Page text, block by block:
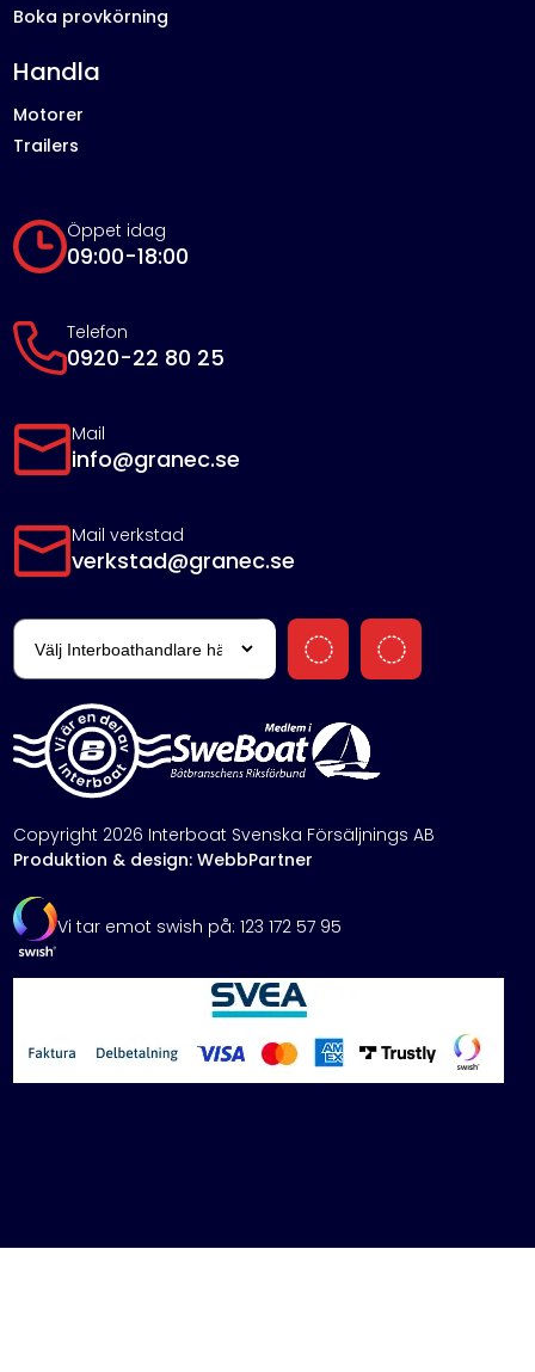
Öppet idag
09:00-18:00
Telefon
0920-22 80 25
Mail
info@granec.se
Mail verkstad
verkstad@granec.se
Boka provkörning
Handla
Motorer
Trailers
Copyright 2026 Interboat Svenska Försäljnings AB
Produktion & design: WebbPartner
Vi tar emot swish på: 123 172 57 95